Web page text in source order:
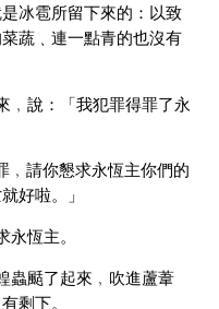
冰雹所留下來的：以致
蔬﹑連一點青的也沒有
﹐說：「我犯罪得罪了永
﹐請你懇求永恆主你們的
好啦。」
恆主。
蟲颳了起來﹐吹進蘆葦
剩下。